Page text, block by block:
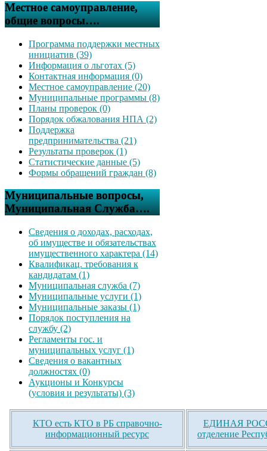
Местное самоуправление,
общие вопросы….
Программа поддержки местных
инициатив (39)
Информация о льготах (5)
Контактная информация (0)
Местное самоуправление (20)
Муниципальные программы (8)
Планы проверок (0)
Порядок обжалования НПА (2)
Поддержка
предпринимательства (21)
Результаты проверок (1)
Статистические данные (5)
Формы обращений граждан (8)
Муниципальные вопросы,
Муниципальная Служба….
Сведения о доходах, расходах,
об имуществе и обязательствах
имущественного характера (14)
Квалификац. требования к
кандидатам (1)
Муниципальная служба (7)
Муниципальные услуги (1)
Муниципальные заказы (1)
Порядок поступления на
службу (2)
Регламенты гос. и
муниципальных услуг (1)
Сведения о вакантных
должностях (0)
Аукционы и Конкурсы
(условия и результаты) (3)
КТО есть КТО в РБ справочно-
информационный ресурс
ЕДИНАЯ
отделение